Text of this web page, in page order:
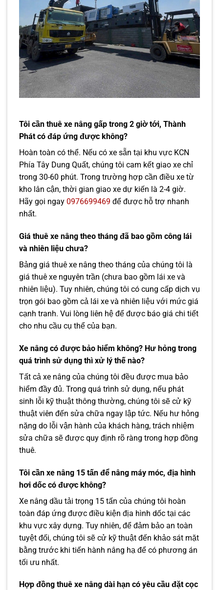
Tôi cần thuê xe nâng gấp trong 2 giờ tới, Thành
Phát có đáp ứng được không?
Hoàn toàn có thể. Nếu có xe sẵn tại khu vực KCN
Phía Tây Dung Quất, chúng tôi cam kết giao xe chỉ
trong 30-60 phút. Trong trường hợp cần điều xe từ
kho lân cận, thời gian giao xe dự kiến là 2-4 giờ.
Hãy gọi ngay 0976699469 để được hỗ trợ nhanh
nhất.
Giá thuê xe nâng theo tháng đã bao gồm công lái
và nhiên liệu chưa?
Bảng giá thuê xe nâng theo tháng của chúng tôi là
giá thuê xe nguyên trần (chưa bao gồm lái xe và
nhiên liệu). Tuy nhiên, chúng tôi có cung cấp dịch vụ
trọn gói bao gồm cả lái xe và nhiên liệu với mức giá
cạnh tranh. Vui lòng liên hệ để được báo giá chi tiết
cho nhu cầu cụ thể của bạn.
Xe nâng có được bảo hiểm không? Hư hỏng trong
quá trình sử dụng thì xử lý thế nào?
Tất cả xe nâng của chúng tôi đều được mua bảo
hiểm đầy đủ. Trong quá trình sử dụng, nếu phát
sinh lỗi kỹ thuật thông thường, chúng tôi sẽ cử kỹ
thuật viên đến sửa chữa ngay lập tức. Nếu hư hỏng
nặng do lỗi vận hành của khách hàng, trách nhiệm
sửa chữa sẽ được quy định rõ ràng trong hợp đồng
thuê.
Tôi cần xe nâng 15 tấn để nâng máy móc, địa hình
hơi dốc có được không?
Xe nâng dầu tải trọng 15 tấn của chúng tôi hoàn
toàn đáp ứng được điều kiện địa hình dốc tại các
khu vực xây dựng. Tuy nhiên, để đảm bảo an toàn
tuyệt đối, chúng tôi sẽ cử kỹ thuật đến khảo sát mặt
bằng trước khi tiến hành nâng hạ để có phương án
tối ưu nhất.
Hợp đồng thuê xe nâng dài hạn có yêu cầu đặt cọc